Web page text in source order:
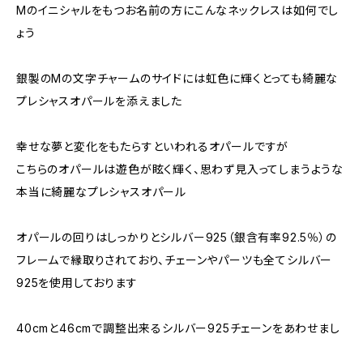
Mのイニシャルをもつお名前の方にこんなネックレスは如何でし
ょう
銀製のMの文字チャームのサイドには虹色に輝くとっても綺麗な
プレシャスオパールを添えました
幸せな夢と変化をもたらすといわれるオパールですが
こちらのオパールは遊色が眩く輝く、思わず見入ってしまうような
本当に綺麗なプレシャスオパール
オパールの回りはしっかりとシルバー925（銀含有率92.5％）の
フレームで縁取りされており、チェーンやパーツも全てシルバー
925を使用しております
40cmと46cmで調整出来るシルバー925チェーンをあわせまし